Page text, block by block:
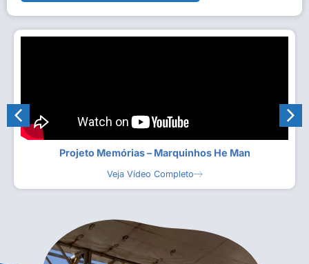
Projeto Memórias – Marquinhos He Man
Veja Vídeo Completo